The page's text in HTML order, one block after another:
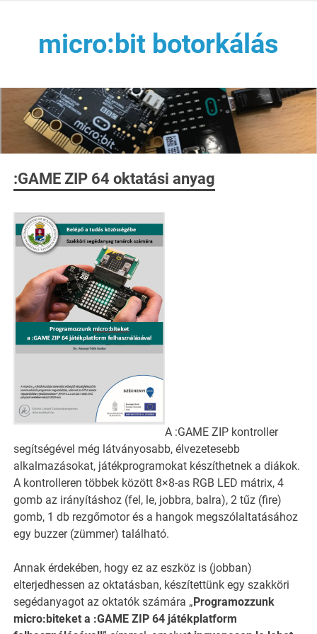
micro:bit botorkálás
és Málna PC támogatásával
:GAME ZIP 64 oktatási anyag
A :GAME ZIP kontroller
segítségével még látványosabb, élvezetesebb
alkalmazásokat, játékprogramokat készíthetnek a diákok.
A kontrolleren többek között 8×8-as RGB LED mátrix, 4
gomb az irányításhoz (fel, le, jobbra, balra), 2 tűz (fire)
gomb, 1 db rezgőmotor és a hangok megszólaltatásához
egy buzzer (zümmer) található.
Annak érdekében, hogy ez az eszköz is (jobban)
elterjedhessen az oktatásban, készítettünk egy szakköri
segédanyagot az oktatók számára „Programozzunk
micro:biteket a :GAME ZIP 64 játékplatform